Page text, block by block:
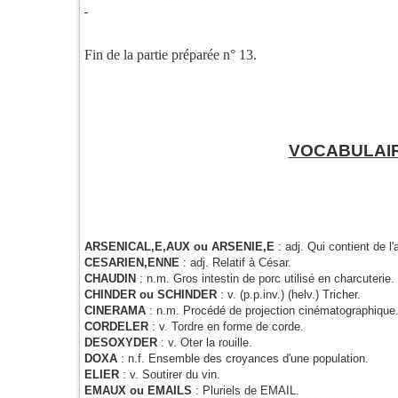
Fin de la partie préparée n° 13.
ARSENICAL,E,AUX ou ARSENIE,E : adj. Qui contient de
CESARIEN,ENNE : adj. Relatif à César.
CHAUDIN : n.m. Gros intestin de porc utilisé en charcuterie.
CHINDER ou SCHINDER : v. (p.p.inv.) (helv.) Tricher.
CINERAMA : n.m. Procédé de projection cinématographique.
CORDELER : v. Tordre en forme de corde.
DESOXYDER : v. Oter la rouille.
DOXA : n.f. Ensemble des croyances d'une population.
ELIER : v. Soutirer du vin.
EMAUX ou EMAILS : Pluriels de EMAIL.